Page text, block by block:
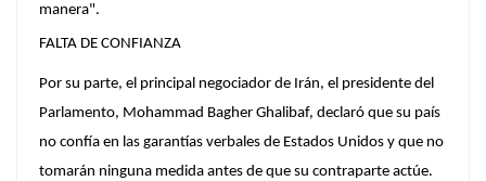
manera".
FALTA DE CONFIANZA
Por su parte, el principal negociador de Irán, el presidente del
Parlamento, Mohammad Bagher Ghalibaf, declaró que su país
no confía en las garantías verbales de Estados Unidos y que no
tomarán ninguna medida antes de que su contraparte actúe.